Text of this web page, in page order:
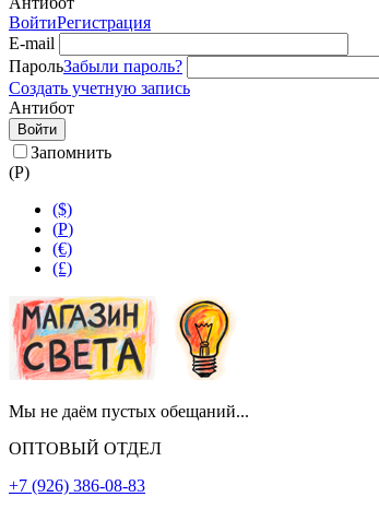
ВойтиРегистрация
E-mail
ПарольЗабыли пароль?
Создать учетную запись
Антибот
Войти
Запомнить
(Р)
($)
(Р)
(€)
(£)
Мы не даём пустых обещаний...
ОПТОВЫЙ ОТДЕЛ
+7 (926) 386-08-83